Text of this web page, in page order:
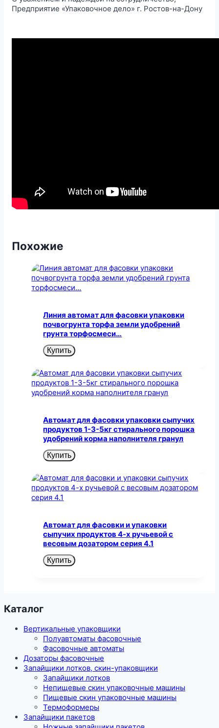
Предприятие «Упаковочное дело» г. Ростов-на-Дону
Похожие
Линия автомат для фасовки упаковки
почвогрунта торфа земли удобрений
грунта торфосмеси…
Купить
Автомат для фасовки упаковки сыпучих
продуктов 1-3-5кг стирального порошка
удобрений корма наполнителя гранул
Купить
Автомат для фасовки и упаковки
сыпучих продуктов 4-х ручьевой с
весовым дозатором серия 4.1
Купить
Каталог
Вертикальные упаковщики
Полуавтоматы фасовочные
Фасовочные автоматы
Дозаторы фасовочные
Запайщики лотков, скин-упаковщики
Запайщики лотков
Непищевые скин упаковочные машины
Пищевые скин упаковочные машины
Термоформеры
Запайщики пакетов